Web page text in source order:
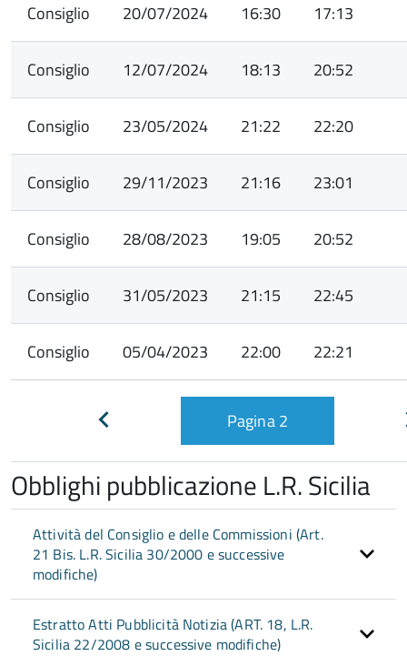
Consiglio 20/07/2024 16:30 17:13
Consiglio 12/07/2024 18:13 20:52
Consiglio 23/05/2024 21:22 22:20
Consiglio 29/11/2023 21:16 23:01
Consiglio 28/08/2023 19:05 20:52
Consiglio 31/05/2023 21:15 22:45
Consiglio 05/04/2023 22:00 22:21
Pagina2
Obblighi pubblicazione L.R. Sicilia
Attività del Consiglio e delle Commissioni (Art.
21 Bis. L.R. Sicilia 30/2000 e successive
modifiche)
Estratto Atti Pubblicità Notizia (ART. 18, L.R.
Sicilia 22/2008 e successive modifiche)